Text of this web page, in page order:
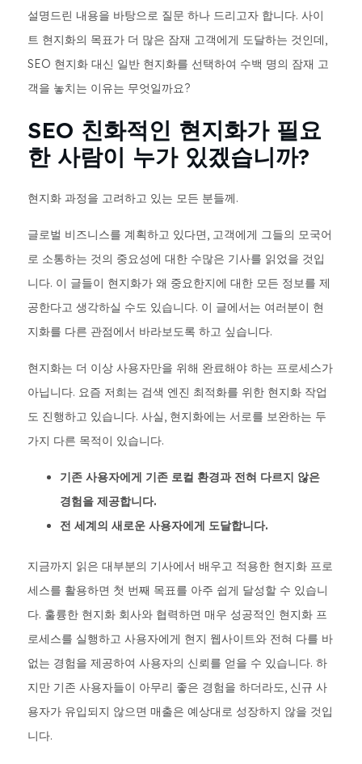
설명드린 내용을 바탕으로 질문 하나 드리고자 합니다. 사이
트 현지화의 목표가 더 많은 잠재 고객에게 도달하는 것인데,
SEO 현지화 대신 일반 현지화를 선택하여 수백 명의 잠재 고
객을 놓치는 이유는 무엇일까요?
SEO 친화적인 현지화가 필요
한 사람이 누가 있겠습니까?
현지화 과정을 고려하고 있는 모든 분들께.
글로벌 비즈니스를 계획하고 있다면, 고객에게 그들의 모국어
로 소통하는 것의 중요성에 대한 수많은 기사를 읽었을 것입
니다. 이 글들이 현지화가 왜 중요한지에 대한 모든 정보를 제
공한다고 생각하실 수도 있습니다. 이 글에서는 여러분이 현
지화를 다른 관점에서 바라보도록 하고 싶습니다.
현지화는 더 이상 사용자만을 위해 완료해야 하는 프로세스가
아닙니다. 요즘 저희는 검색 엔진 최적화를 위한 현지화 작업
도 진행하고 있습니다. 사실, 현지화에는 서로를 보완하는 두
가지 다른 목적이 있습니다.
기존 사용자에게 기존 로컬 환경과 전혀 다르지 않은
경험을 제공합니다.
전 세계의 새로운 사용자에게 도달합니다.
지금까지 읽은 대부분의 기사에서 배우고 적용한 현지화 프로
세스를 활용하면 첫 번째 목표를 아주 쉽게 달성할 수 있습니
다. 훌륭한 현지화 회사와 협력하면 매우 성공적인 현지화 프
로세스를 실행하고 사용자에게 현지 웹사이트와 전혀 다를 바
없는 경험을 제공하여 사용자의 신뢰를 얻을 수 있습니다. 하
지만 기존 사용자들이 아무리 좋은 경험을 하더라도, 신규 사
용자가 유입되지 않으면 매출은 예상대로 성장하지 않을 것입
니다.